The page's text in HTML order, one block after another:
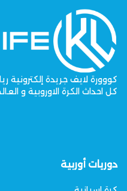
كووورة لايف جريدة
كل احداث الكرة الاوروبية و
دوريات أوربية